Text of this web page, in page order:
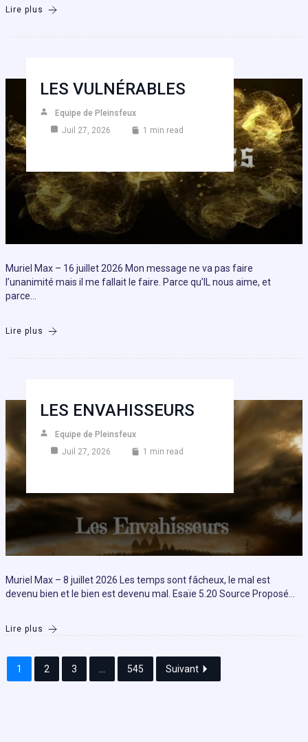
Lire plus
LES VULNÉRABLES
Equipe de Pleinsfeux
Juil 27, 2026
1 min read
Muriel Max – 16 juillet 2026 Mon message ne va pas faire
l’unanimité mais il me fallait le faire. Parce qu’IL nous aime, et
parce…
Lire plus
LES ENVAHISSEURS
Equipe de Pleinsfeux
Juil 27, 2026
1 min read
Muriel Max – 8 juillet 2026 Les temps sont fâcheux, le mal est
devenu bien et le bien est devenu mal. Esaïe 5.20 Source Proposé…
Lire plus
1 2 3 545 Suivant